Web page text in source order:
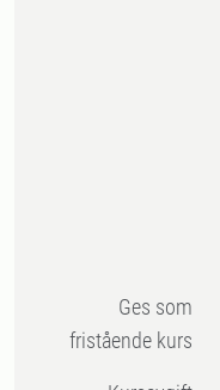
Ges som
fristående kurs